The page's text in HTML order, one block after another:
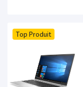
Top Produit